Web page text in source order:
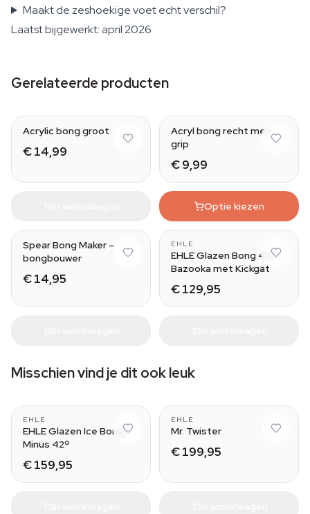
Maakt de zeshoekige voet echt verschil?
Laatst bijgewerkt: april 2026
Gerelateerde producten
Acrylic bong groot
€ 14,99
Acryl bong recht met
grip
€ 9,99
Optie kiezen
Spear Bong Maker –
bongbouwer
€ 14,95
EHLE
EHLE Glazen Bong 420
Bazooka met Kickgat
€ 129,95
Misschien vind je dit ook leuk
EHLE
EHLE Glazen Ice Bong
Minus 42º
€ 159,95
EHLE
Mr. Twister
€ 199,95